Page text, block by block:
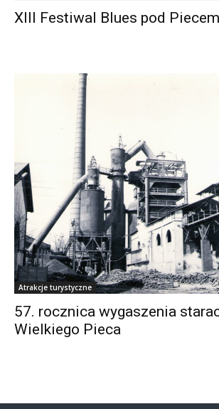
XIII Festiwal Blues pod Piecem
Atrakcje turystyczne
57. rocznica wygaszenia
Wielkiego Pieca